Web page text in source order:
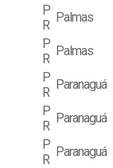
P
R
Palmas
P
R
Palmas
P
R
Paranaguá
P
R
Paranaguá
P
R
Paranaguá